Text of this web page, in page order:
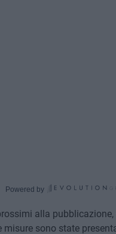
Powered by
alla
sono state